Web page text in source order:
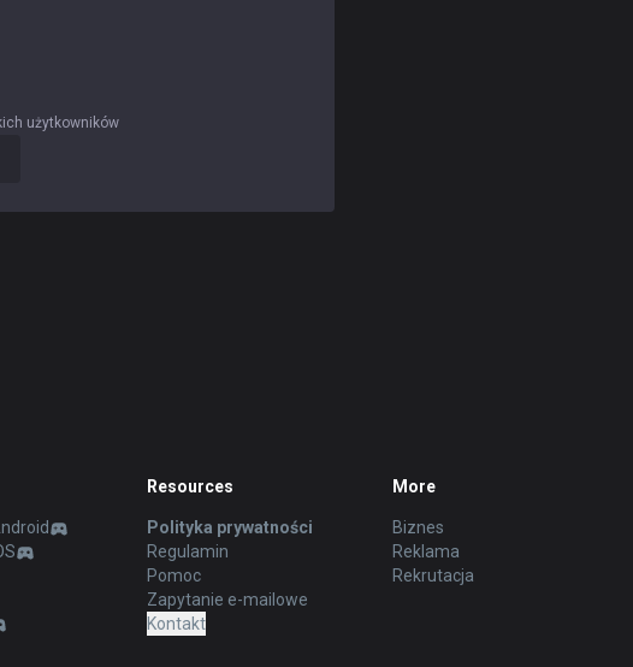
użytkowników
Resources
Polityka prywatności
Regulamin
Pomoc
Zapytanie e-mailowe
Kontakt
More
Biznes
Reklama
Rekrutacja